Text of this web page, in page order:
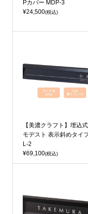
Pカバー MDP-3
¥24,500(税込)
【美濃クラフト】埋込
モデスト 表示斜めタイ
L-2
¥69,100(税込)